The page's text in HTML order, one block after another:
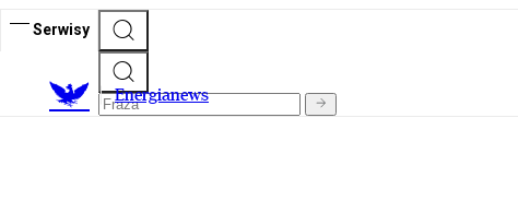
Serwisy
Energianews